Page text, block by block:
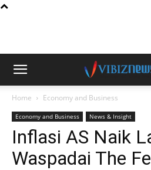
Home Economy and Business
Economy and Business News & Insight
Inflasi AS Naik
Waspadai The